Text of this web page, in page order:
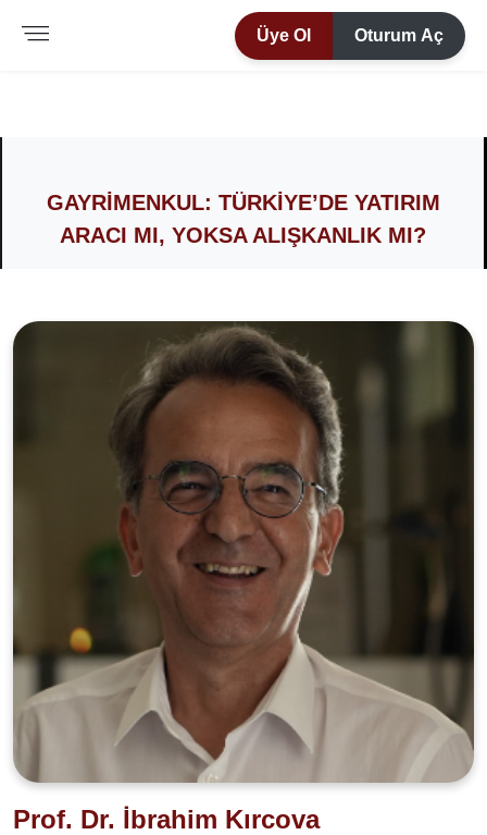
Üye Ol Oturum Aç
GAYRIMENKUL: TÜRKIYE’DE YATIRIM
ARACI MI, YOKSA ALIŞKANLIK MI?
Prof. Dr. İbrahim Kırcova